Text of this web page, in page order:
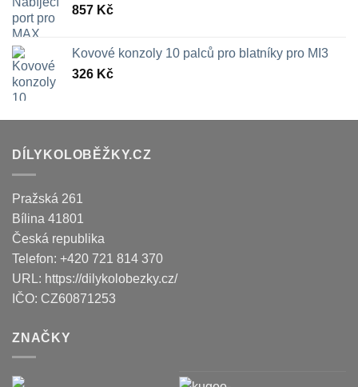
857 Kč
Kovové konzoly 10 palců pro blatníky pro MI3
326 Kč
DÍLYKOLOBĚŽKY.CZ
Pražská 261
Bílina 41801
Česká republika
Telefon: +420 721 814 370
URL: https://dilykolobezky.cz/
IČO: CZ60871253
ZNAČKY